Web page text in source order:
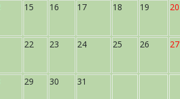
15 16 17 18 19 20
22 23 24 25 26 27
29 30 31